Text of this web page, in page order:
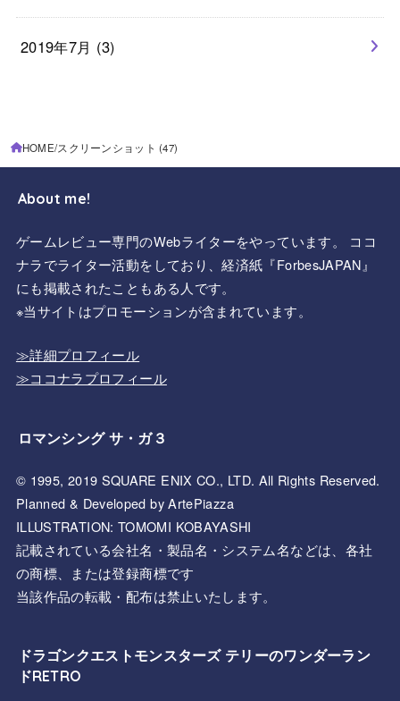
2019年7月 (3)
HOME スクリーンショット (47)
About me!
ゲームレビュー専門のWebライターをやっています。 ココ
ナラでライター活動をしており、経済紙『ForbesJAPAN』
にも掲載されたこともある人です。
※当サイトはプロモーションが含まれています。
≫詳細プロフィール
≫ココナラプロフィール
ロマンシング サ・ガ３
© 1995, 2019 SQUARE ENIX CO., LTD. All Rights Reserved.
Planned & Developed by ArtePiazza
ILLUSTRATION: TOMOMI KOBAYASHI
記載されている会社名・製品名・システム名などは、各社
の商標、または登録商標です
当該作品の転載・配布は禁止いたします。
ドラゴンクエストモンスターズ テリーのワンダーラン
ドRETRO